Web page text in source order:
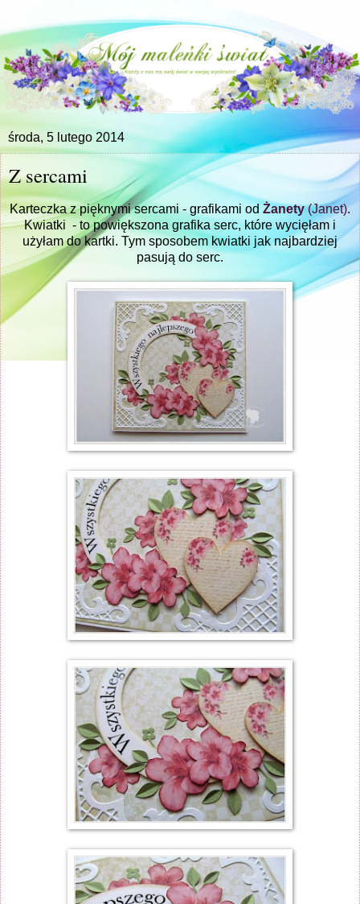
środa, 5 lutego 2014
Z sercami
Karteczka z pięknymi sercami - grafikami od Żanety(Janet).
Kwiatki - to powiększona grafika serc, które wycięłam i
użyłam do kartki. Tym sposobem kwiatki jak najbardziej
pasują do serc.